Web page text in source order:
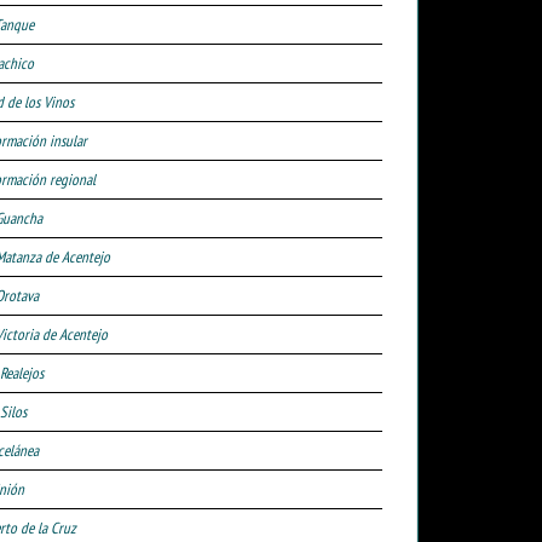
de los Vinos
insular
regional
de Acentejo
de Acentejo
de la Cruz